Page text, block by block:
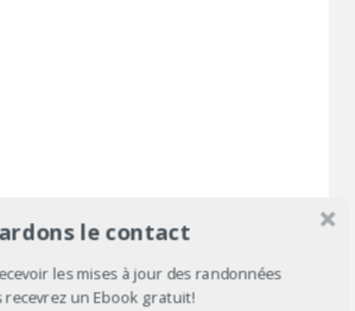
le contact
les mises à jour des randonnées
recevrez un Ebook gratuit!